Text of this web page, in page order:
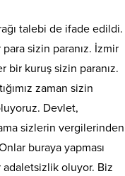
talebi de ifade edildi.
para sizin paranız. İzmir
bir kuruş sizin paranız.
zaman sizin
Devlet,
sizlerin vergilerinden
buraya yapması
adaletsizlik oluyor. Biz